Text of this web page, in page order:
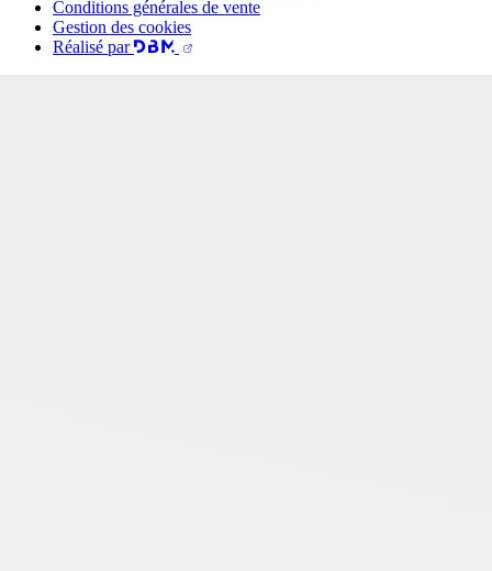
Conditions générales de vente
Gestion des cookies
Réalisé par